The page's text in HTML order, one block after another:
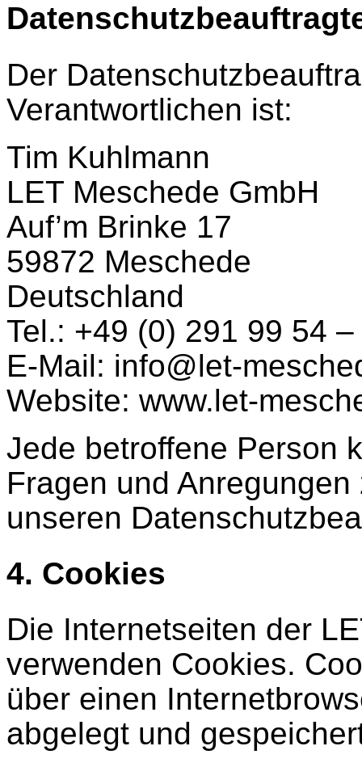
Der
Verantwortlichen ist:
Tim Kuhlmann
LET Meschede GmbH
Auf’m Brinke 17
59872 Meschede
Deutschland
Tel.: +49 (0) 291 99 54 –
E-Mail: info@let-
Website: www.let-
Jede betroffene Person
Fragen und
unseren
4. Cookies
Die Internetseiten der
verwenden Cookies.
über einen
abgelegt und